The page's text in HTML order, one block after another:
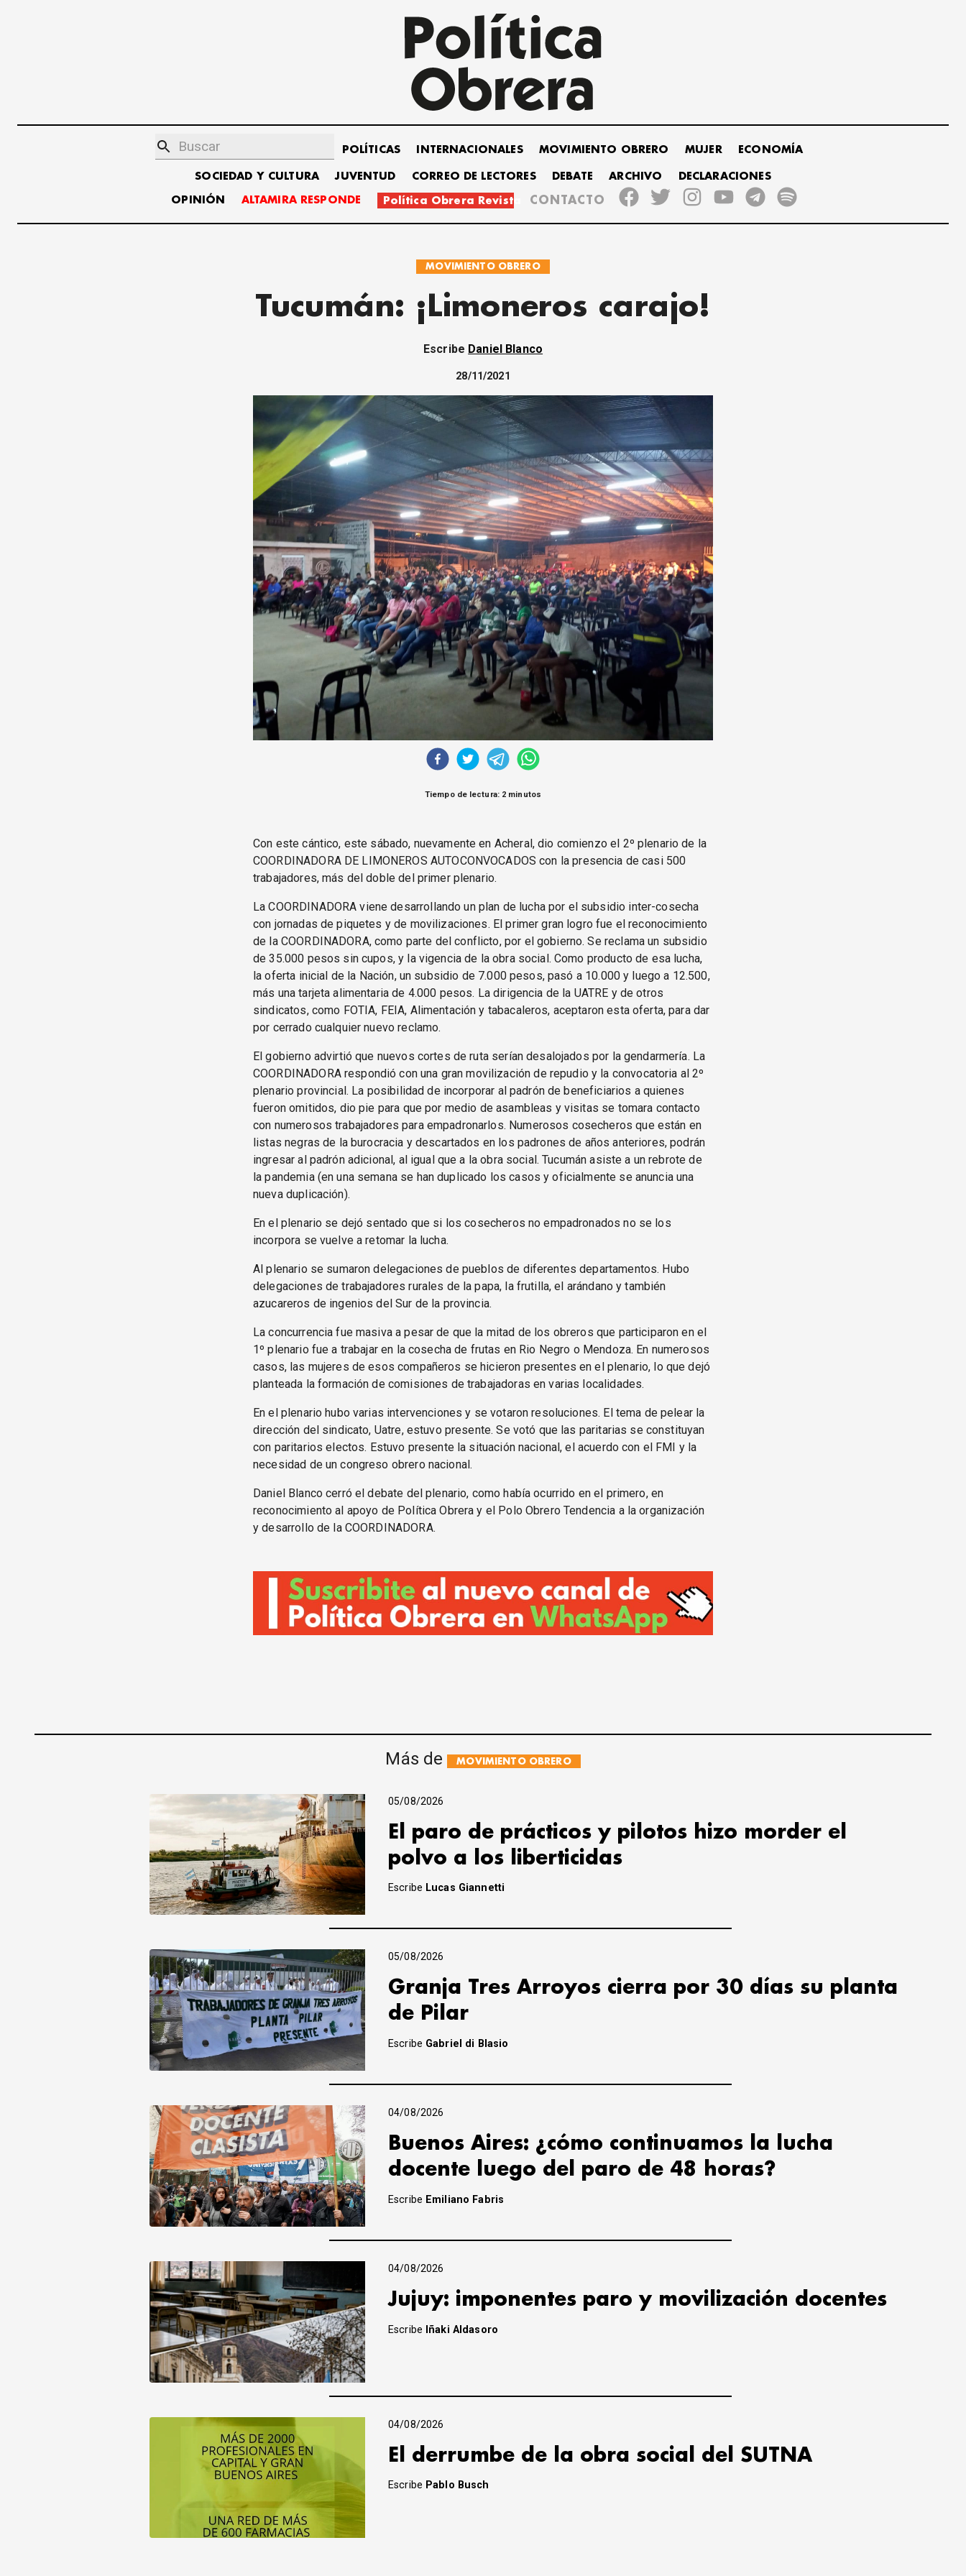
POLÍTICAS INTERNACIONALES MOVIMIENTO OBRERO MUJER ECONOMÍA
SOCIEDAD Y CULTURA JUVENTUD CORREO DE LECTORES DEBATE ARCHIVO DECLARACIONES
OPINIÓN ALTAMIRA RESPONDE Política Obrera Revista CONTACTO
MOVIMIENTO OBRERO
Tucumán: ¡Limoneros carajo!
Escribe Daniel Blanco
28/11/2021
Tiempo de lectura: 2 minutos
Con este cántico, este sábado, nuevamente en Acheral, dio comienzo el 2º plenario de la
COORDINADORA DE LIMONEROS AUTOCONVOCADOS con la presencia de casi 500
trabajadores, más del doble del primer plenario.
La COORDINADORA viene desarrollando un plan de lucha por el subsidio inter-cosecha
con jornadas de piquetes y de movilizaciones. El primer gran logro fue el reconocimiento
de la COORDINADORA, como parte del conflicto, por el gobierno. Se reclama un subsidio
de 35.000 pesos sin cupos, y la vigencia de la obra social. Como producto de esa lucha,
la oferta inicial de la Nación, un subsidio de 7.000 pesos, pasó a 10.000 y luego a 12.500,
más una tarjeta alimentaria de 4.000 pesos. La dirigencia de la UATRE y de otros
sindicatos, como FOTIA, FEIA, Alimentación y tabacaleros, aceptaron esta oferta, para dar
por cerrado cualquier nuevo reclamo.
El gobierno advirtió que nuevos cortes de ruta serían desalojados por la gendarmería. La
COORDINADORA respondió con una gran movilización de repudio y la convocatoria al 2º
plenario provincial. La posibilidad de incorporar al padrón de beneficiarios a quienes
fueron omitidos, dio pie para que por medio de asambleas y visitas se tomara contacto
con numerosos trabajadores para empadronarlos. Numerosos cosecheros que están en
listas negras de la burocracia y descartados en los padrones de años anteriores, podrán
ingresar al padrón adicional, al igual que a la obra social. Tucumán asiste a un rebrote de
la pandemia (en una semana se han duplicado los casos y oficialmente se anuncia una
nueva duplicación).
En el plenario se dejó sentado que si los cosecheros no empadronados no se los
incorpora se vuelve a retomar la lucha.
Al plenario se sumaron delegaciones de pueblos de diferentes departamentos. Hubo
delegaciones de trabajadores rurales de la papa, la frutilla, el arándano y también
azucareros de ingenios del Sur de la provincia.
La concurrencia fue masiva a pesar de que la mitad de los obreros que participaron en el
1º plenario fue a trabajar en la cosecha de frutas en Rio Negro o Mendoza. En numerosos
casos, las mujeres de esos compañeros se hicieron presentes en el plenario, lo que dejó
planteada la formación de comisiones de trabajadoras en varias localidades.
En el plenario hubo varias intervenciones y se votaron resoluciones. El tema de pelear la
dirección del sindicato, Uatre, estuvo presente. Se votó que las paritarias se constituyan
con paritarios electos. Estuvo presente la situación nacional, el acuerdo con el FMI y la
necesidad de un congreso obrero nacional.
Daniel Blanco cerró el debate del plenario, como había ocurrido en el primero, en
reconocimiento al apoyo de Política Obrera y el Polo Obrero Tendencia a la organización
y desarrollo de la COORDINADORA.
Más de MOVIMIENTO OBRERO
05/08/2026
El paro de prácticos y pilotos hizo morder el
polvo a los liberticidas
Escribe Lucas Giannetti
05/08/2026
Granja Tres Arroyos cierra por 30 días su planta
de Pilar
Escribe Gabriel di Blasio
04/08/2026
Buenos Aires: ¿cómo continuamos la lucha
docente luego del paro de 48 horas?
Escribe Emiliano Fabris
04/08/2026
Jujuy: imponentes paro y movilización docentes
Escribe Iñaki Aldasoro
04/08/2026
El derrumbe de la obra social del SUTNA
Escribe Pablo Busch